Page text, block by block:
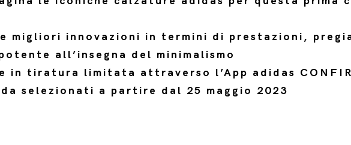
migliori innovazioni in termini di prestazioni,
all’insegna del minimalismo
in tiratura limitata attraverso l’App adidas
selezionati a partire dal 25 maggio 2023